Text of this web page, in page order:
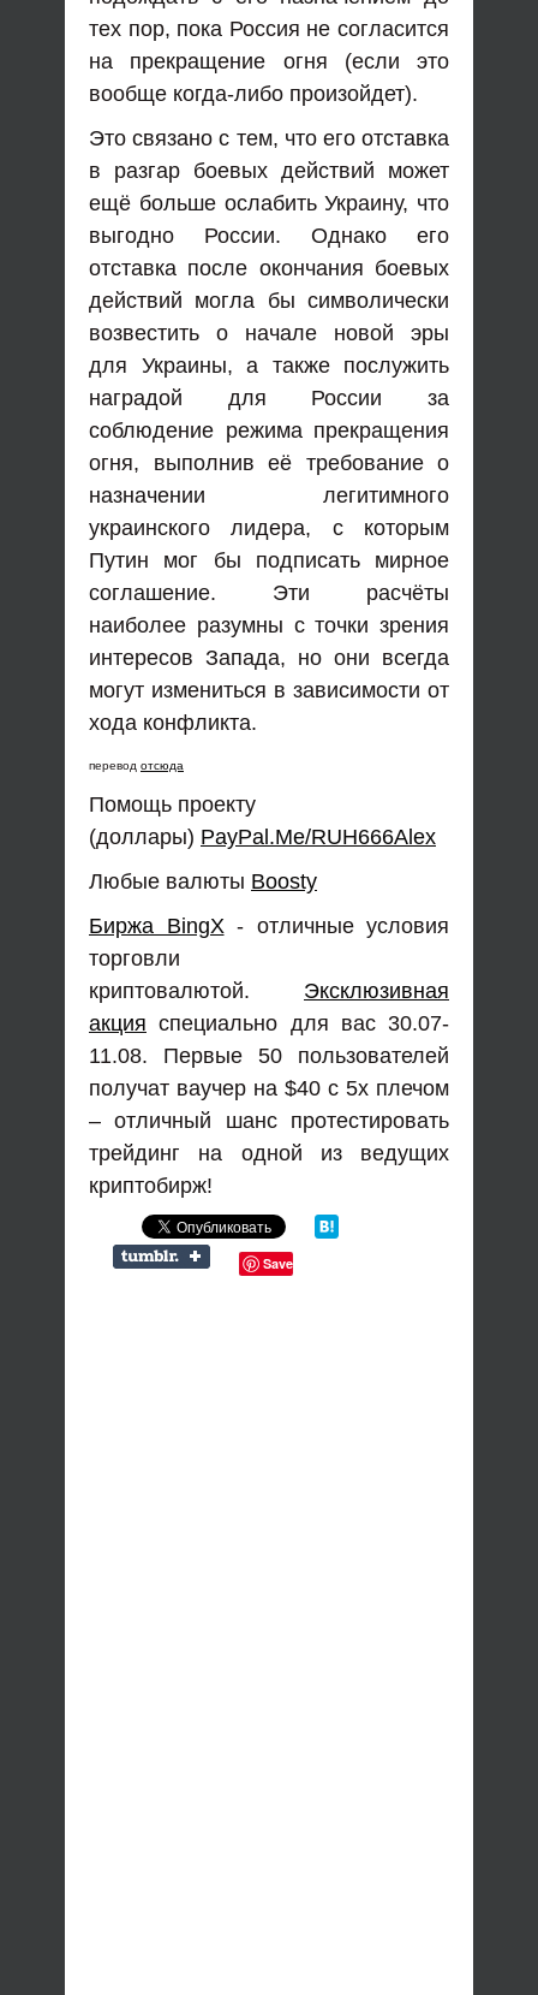
тех пор, пока Россия не согласится
на прекращение огня (если это
вообще когда-либо произойдет).
Это связано с тем, что его отставка
в разгар боевых действий может
ещё больше ослабить Украину, что
выгодно России. Однако его
отставка после окончания боевых
действий могла бы символически
возвестить о начале новой эры
для Украины, а также послужить
наградой для России за
соблюдение режима прекращения
огня, выполнив её требование о
назначении легитимного
украинского лидера, с которым
Путин мог бы подписать мирное
соглашение. Эти расчёты
наиболее разумны с точки зрения
интересов Запада, но они всегда
могут измениться в зависимости от
хода конфликта.
перевод отсюда
Помощь проекту
(доллары) PayPal.Me/RUH666Alex
Любые валюты Boosty
Биржа BingX- отличные условия
торговли
криптовалютой. Эксклюзивная
акция специально для вас 30.07-
11.08. Первые 50 пользователей
получат ваучер на $40 с 5x плечом
– отличный шанс протестировать
трейдинг на одной из ведущих
криптобирж!
Save